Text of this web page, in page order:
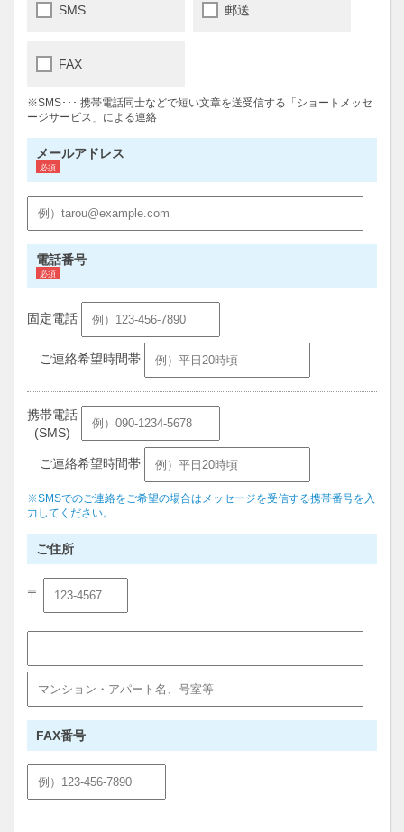
SMS 郵送
FAX
※SMS･･･ 携帯電話同士などで短い文章を送受信する「ショートメッセ
ージサービス」による連絡
メールアドレス
電話番号
固定電話
ご連絡希望時間帯
携帯電話
(SMS)
ご連絡希望時間帯
※SMSでのご連絡をご希望の場合はメッセージを受信する携帯番号を入
力してください。
ご住所
〒
FAX番号